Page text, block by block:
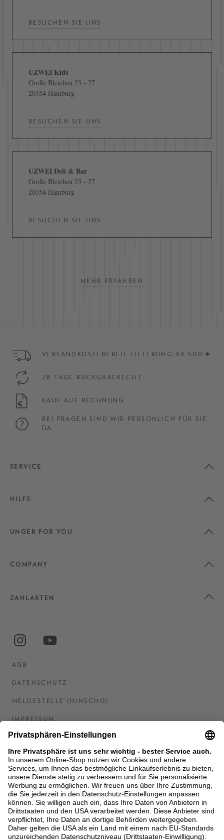
BESUCHEN SIE UNS
UZWEI Kids
Große Bleichen 23 - 27
20354 Hamburg
BESUCHEN SIE UNS
UZWEI Deli & Bar
Große Bleichen 23 - 27
20354 Hamburg
BESUCHEN SIE UNS
MEHR ERFAHREN
VERSANDKOSTENFREIE LIEFERUNG AB 500 €
28 TAGE RÜCKGABERECHT
KAUF AUF RECHNUNG
BEI FRAGEN SIND WIR PERSÖNLICH FÜR SIE
DA
SERVICE
HILFE
UNGER FOR YOU
COMPANY
ZAHLARTEN
AGB
DATENSCHUTZ
MELDESTELLE (HINSCHG)
IMPRESSUM
BARRIEREFREIHEITSERKLÄRUNG
KONTAKT
COOKIES
MEN'S WORLD: BRAUN HAMBURG
Ein Unternehmen der Unger GmbH & Co. KG